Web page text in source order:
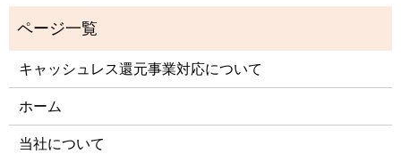
キャッシュレス還元事業対応について
ホーム
当社について